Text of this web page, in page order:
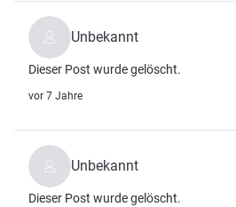
Unbekannt
Dieser Post wurde gelöscht.
vor 7 Jahre
Unbekannt
Dieser Post wurde gelöscht.